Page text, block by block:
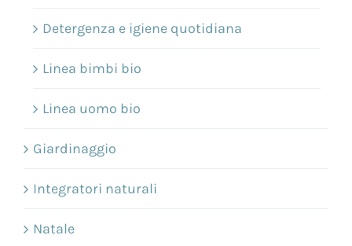
Detergenza e igiene quotidiana
Linea bimbi bio
Linea uomo bio
Giardinaggio
Integratori naturali
Natale